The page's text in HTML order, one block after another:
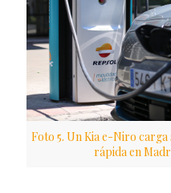
Foto 5. Un Kia e-Niro
rápida en